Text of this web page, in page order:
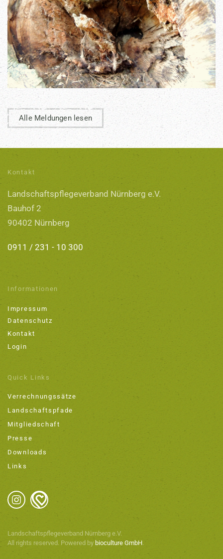
Alle Meldungen lesen
Kontakt
Landschaftspflegeverband Nürnberg e.V.
Bauhof 2
90402 Nürnberg
0911 / 231 - 10 300
Informationen
Impressum
Datenschutz
Kontakt
Login
Quick Links
Verrechnungssätze
Landschaftspfade
Mitgliedschaft
Presse
Downloads
Links
Landschaftspflegeverband Nürnberg e.V.
All rights reserved. Powered by bioculture GmbH.